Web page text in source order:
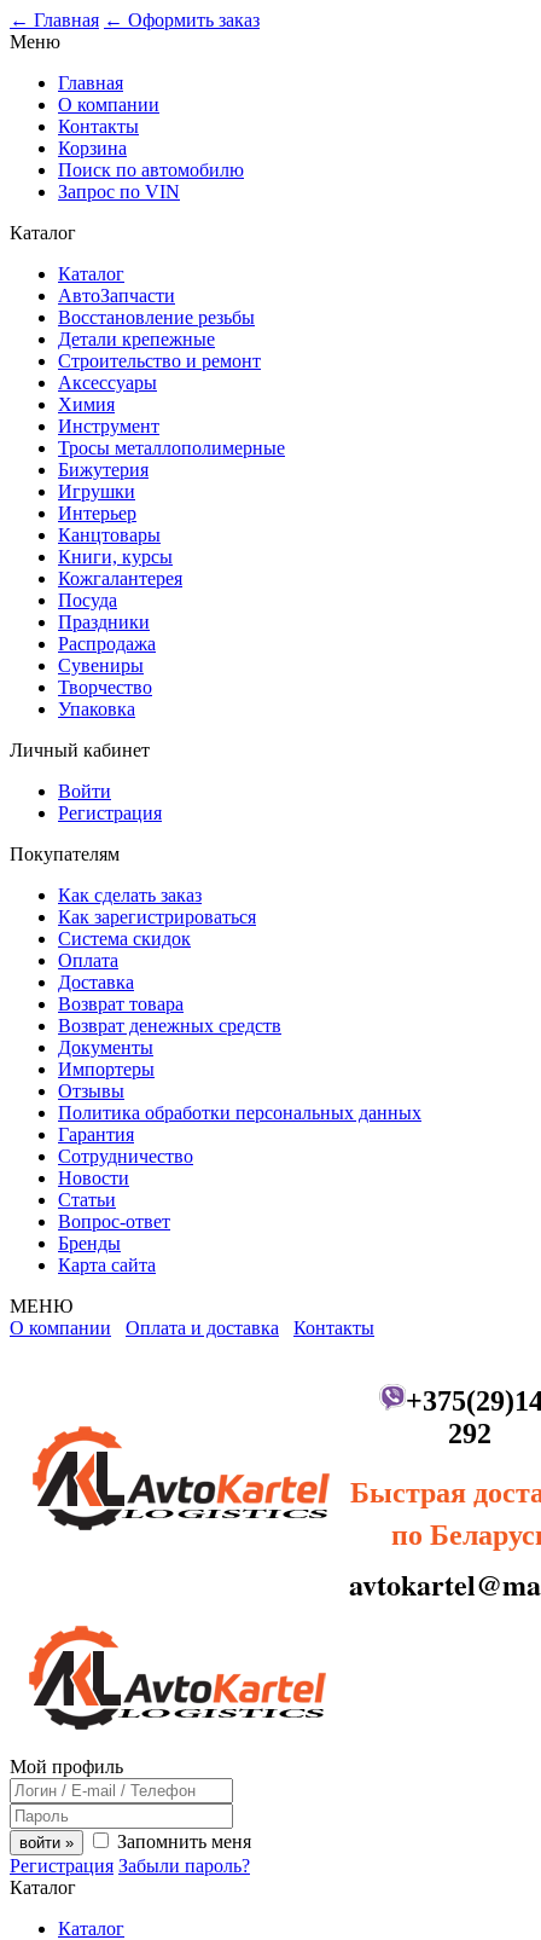
← Главная ← Оформить заказ
Меню
Главная
О компании
Контакты
Корзина
Поиск по автомобилю
Запрос по VIN
Каталог
Каталог
АвтоЗапчасти
Восстановление резьбы
Детали крепежные
Строительство и ремонт
Аксессуары
Химия
Инструмент
Тросы металлополимерные
Бижутерия
Игрушки
Интерьер
Канцтовары
Книги, курсы
Кожгалантерея
Посуда
Праздники
Распродажа
Сувениры
Творчество
Упаковка
Личный кабинет
Войти
Регистрация
Покупателям
Как сделать заказ
Как зарегистрироваться
Система скидок
Оплата
Доставка
Возврат товара
Возврат денежных средств
Документы
Импортеры
Отзывы
Политика обработки персональных данных
Гарантия
Сотрудничество
Новости
Статьи
Вопрос-ответ
Бренды
Карта сайта
МЕНЮ
О компании Оплата и доставка Контакты
292
Быстрая
по
Мой профиль
войти »
Запомнить меня
Регистрация Забыли пароль?
Каталог
Каталог